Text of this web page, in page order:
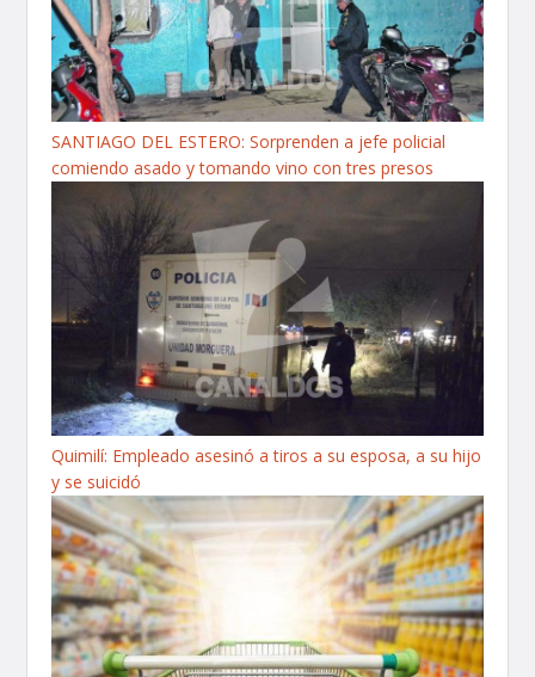
SANTIAGO DEL ESTERO: Sorprenden a jefe policial
comiendo asado y tomando vino con tres presos
Quimilí: Empleado asesinó a tiros a su esposa, a su hijo
y se suicidó